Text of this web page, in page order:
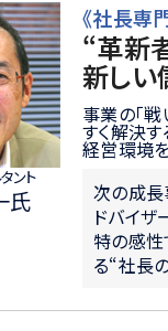
ント
氏
《社長専
“革新
新しい
事業の「
すく解決
経営環境
次の成長
ドバイザ
特の感性
る“社長